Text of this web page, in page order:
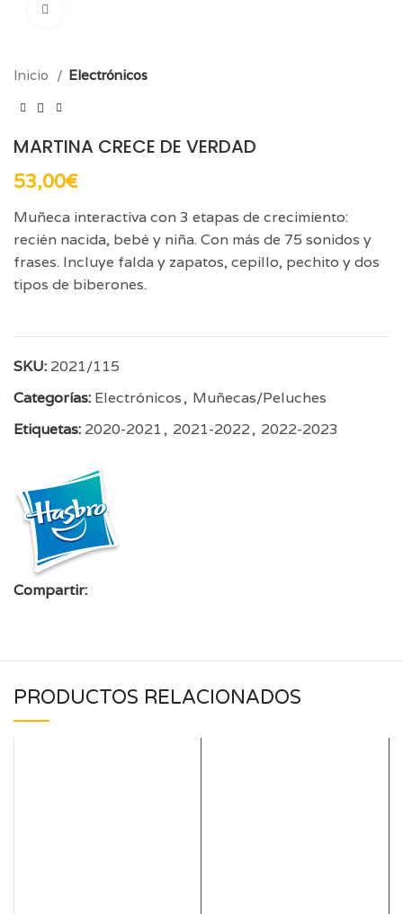
Inicio Electrónicos
MARTINA CRECE DE VERDAD
53,00€
Muñeca interactiva con 3 etapas de crecimiento:
recién nacida, bebé y niña. Con más de 75 sonidos y
frases. Incluye falda y zapatos, cepillo, pechito y dos
tipos de biberones.
SKU: 2021/115
Categorías: Electrónicos, Muñecas/Peluches
Etiquetas: 2020-2021, 2021-2022, 2022-2023
Compartir:
PRODUCTOS RELACIONADOS